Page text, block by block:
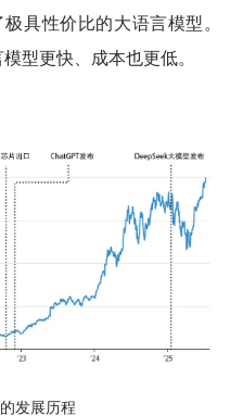
具性价比的大语言模型。
型更快、成本也更低。
发展历程